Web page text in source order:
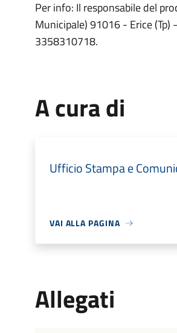
Per info: Il responsabile del
Municipale) 91016 - Erice (Tp)
3358310718.
A cura di
Ufficio Stampa e
VAI ALLA PAGINA
Allegati